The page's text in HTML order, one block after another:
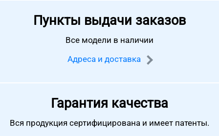
Пункты выдачи заказов
Все модели в наличии
Адреса и доставка
Гарантия качества
Вся продукция сертифицирована и имеет патенты.